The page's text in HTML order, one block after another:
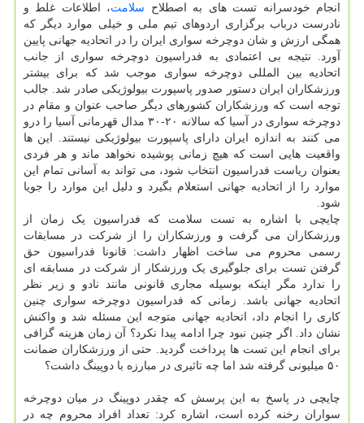
انجام خودسرانه تست های به اصطلاح سلامت، اطلاعات غلط و
نادرست درباب برگزاری اردوهای تیم ملی و خیلی موارد دیگر که
همگی ارزش و شان دوچرخه سواری ایران را در اتحادیه جهانی پایین
آورد. نتیجه بی اعتمادی به فدراسیون دوچرخه سواری از جانب
اتحادیه بین المللی دوچرخه سواری موجب شد که برای بیشتر
ورزشکاران ایران دستور صدور پاسپورت بیولوژیکی صادر شد. جالب
توجه است که ورزشکاران کشورهای دیگر صاحب عنوان و مقام در
دوچرخه سواری در آسیا که سالانه ۲۰-۳۰ مدال قهرمانی آسیا را درو
می کنند به اندازه ایران دارای پاسپورت بیولوژیکی نیستند. این ها
واقعیت هایی است که هیچ زمانی پوشیده نخواهد ماند و هر فردی
بعنوان ریاست فدراسیون انتخاب شود، می تواند به آسانی تمام این
موارد را از اتحادیه جهانی استعلام بگیرد و دلیل این موارد را جویا
شود.
چایچی با اشاره به تست سلامت که فدراسیون یک زمان از
ورزشکاران می گرفت و ورزشکاران را از شرکت در مسابقات
رسمی محروم می ساخت اظهار داشت: قانونا فدراسیون حق
گرفتن تست برای جلوگیری یک ورزشکار از شرکت در مسابقه ای
را ندارد مگر اینکه بوسیله مجاری قانونی مانند نادو و زیر نظر
اتحادیه جهانی باشد. زمانی که فدراسیون دوچرخه سواری چنین
کاری را انجام داد، اتحادیه جهانی متوجه این مسئله شد و واکنش
نشان داد. اگر چنین نبود چرا ادامه پیدا نکرد؟ آن زمان هزینه گزافی
برای انجام این تست ها پرداخت گردید. حتی از ورزشکاران ضمانت
۵۰ میلیونی گرفته شد اما چه تاثیری در مبارزه با دوپینگ داشت؟
چایچی در پاسخ به این پرسش که چقدر دوپینگ در میان دوچرخه
سواران رخنه کرده است، اشاره کرد: تعداد افراد محروم چه در